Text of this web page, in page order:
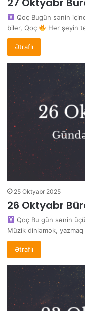
Qoç Bugün sənin
bilər, Qoç
Hər şeyin
Ətraflı
25 Oktyabr 2025
26 Oktyabr
Qoç Bu gün sənin
Müzik dinləmək,
Ətraflı